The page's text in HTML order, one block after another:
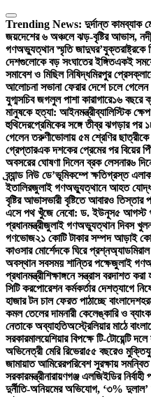
Skip
to
content
Trending News: দুর্দান্ত কামব্যাক
জয়দেশের ৬ অঞ্চলে ঝড়-বৃষ্টির আভাস,
গণঅভ্যুত্থান স্মৃতি জাদুঘর’যুক্তরাষ্ট্রকে
দেশগুলোকে বড় সংঘাতের ইঙ্গিতএকই
সমাবেশ ও মিছিল নিষিদ্ধমিরপুর
আলোচনা সভানা ফেরার দেশে চলে
যুগ্মসচিব জগলুল পাশা কারাগারে১৬ বছরে
মানুষকে হত্যা: আইনমন্ত্রীব্যালিস্টিক
হুথিদেরপ্রেমিকের সঙ্গে তীব্র ঝগড়ার
গেলেন তরুণীভোলায় ৫ম শ্রেণির
গ্রেপ্তারএক দশকের প্রেমের পর বিয়ের
অবসরের ঘোষণা দিলেন ব্রক লেসনার৬
ব্র্যান্ড নিউ ডে’ভূমিকম্পে ক্ষতিগ্রস্ত
ইতালিরজুলাই গণঅভ্যুত্থানে আহত যোদ্ধা
বৃষ্টির আভাসভারী বৃষ্টিতে আবারও তিস্তার
এসে পথ খুঁজে নেবো: ড. ইউনূস৫ আগস্ট
প্রধানমন্ত্রীজুলাই গণঅভ্যুত্থান দিবস খুলনা
গণভোজ২১ কোটি টাকার সম্পদ আড়াই
কাওসার মোর্শেদকে ঘিরে প্রশ্নঅ্যাডমিরাল
অবস্থান সবসময় শান্তির পক্ষেজুলাই
প্রধানমন্ত্রীশিক্ষাঙ্গনে সন্ত্রাস বরদাশত
সিটি করপোরেশন কর্মকর্তার দেশত্যাগে
হাজার টন চাল ফেরত পাঠাচ্ছে বাংলাদেশ
কমল তেলের দামনারী কেলেঙ্কারি ও
নেতাকে অব্যাহতিঅস্ট্রেলিয়ার মাঠে
সরকারমালয়েশিয়ার বিপক্ষে টি-টোয়েন্টি দলে
অভিনেত্রী মেরি রিভেরা৫৫ বছরেও
জামায়াত আমিরেরপরিবেশ সুরক্ষায়
সরকারমন্ত্রীনারায়ণগঞ্জ এলজিইডির
দুর্নীতি-অনিয়মের অভিযোগ, ‘৩% দুলাল’